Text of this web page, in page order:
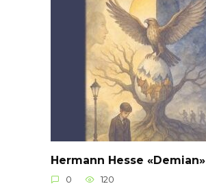
Hermann Hesse «Demian»
0 120